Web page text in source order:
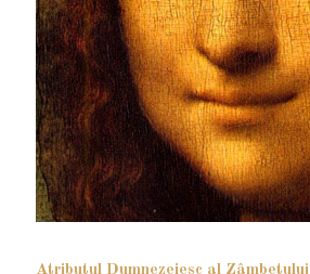
Atributul Dumnezeiesc al